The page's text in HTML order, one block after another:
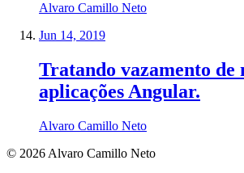
Alvaro Camillo Neto
Jun 14, 2019
Tratando vazamento de
aplicações Angular.
Alvaro Camillo Neto
© 2026 Alvaro Camillo Neto